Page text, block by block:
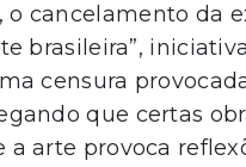
cancelamento da
brasileira”,
censura
que certas
arte provoca